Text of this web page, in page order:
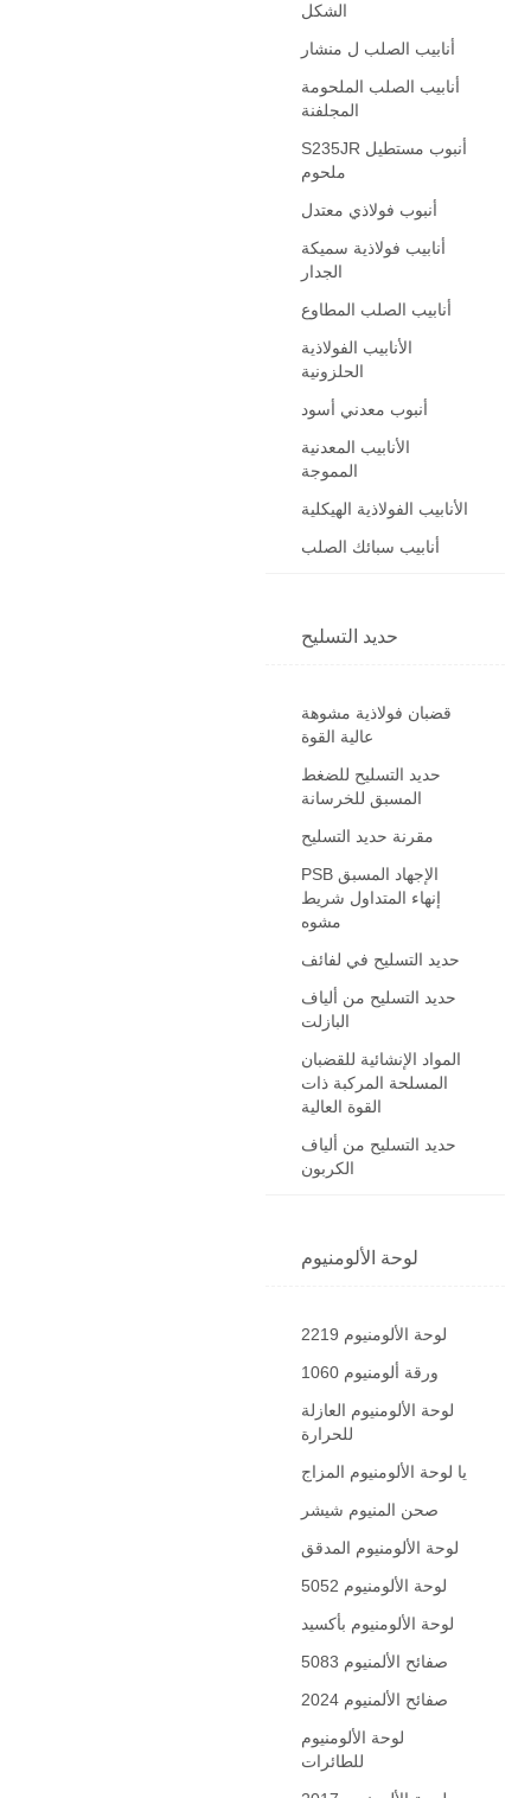
الشكل
أنابيب الصلب ل منشار
أنابيب الصلب الملحومة
المجلفنة
S235JR أنبوب مستطيل
ملحوم
أنبوب فولاذي معتدل
أنابيب فولاذية سميكة
الجدار
أنابيب الصلب المطاوع
الأنابيب الفولاذية
الحلزونية
أنبوب معدني أسود
الأنابيب المعدنية
المموجة
الأنابيب الفولاذية الهيكلية
أنابيب سبائك الصلب
حديد التسليح
قضبان فولاذية مشوهة
عالية القوة
حديد التسليح للضغط
المسبق للخرسانة
مقرنة حديد التسليح
PSB الإجهاد المسبق
إنهاء المتداول شريط
مشوه
حديد التسليح في لفائف
حديد التسليح من ألياف
البازلت
المواد الإنشائية للقضبان
المسلحة المركبة ذات
القوة العالية
حديد التسليح من ألياف
الكربون
لوحة الألومنيوم
2219 لوحة الألومنيوم
1060 ورقة ألومنيوم
لوحة الألومنيوم العازلة
للحرارة
يا لوحة الألومنيوم المزاج
صحن المنيوم شيشر
لوحة الألومنيوم المدقق
5052 لوحة الألومنيوم
لوحة الألومنيوم بأكسيد
5083 صفائح الألمنيوم
2024 صفائح الألمنيوم
لوحة الألومنيوم
للطائرات